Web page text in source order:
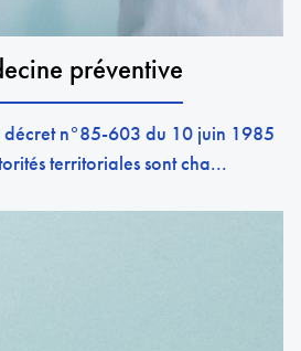
préventive
n°85-603 du 10 juin 1985
territoriales sont cha...